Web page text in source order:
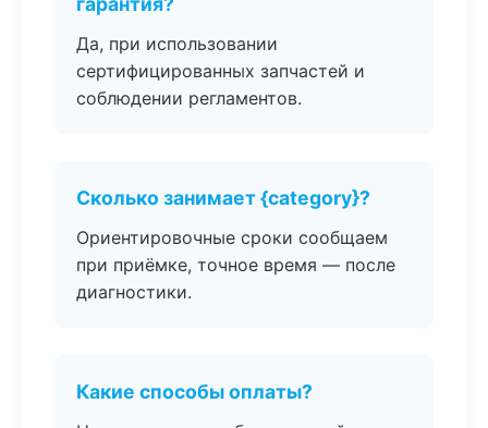
Да, при использовании
сертифицированных запчастей и
соблюдении регламентов.
Сколько занимает {category}?
Ориентировочные сроки сообщаем
при приёмке, точное время — после
диагностики.
Какие способы оплаты?